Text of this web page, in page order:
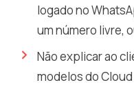
logado no
um número livre,
Não explicar ao
modelos do Cloud